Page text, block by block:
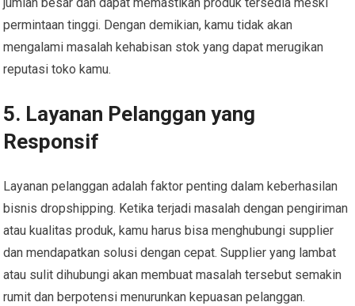
jumlah besar dan dapat memastikan produk tersedia meski
permintaan tinggi. Dengan demikian, kamu tidak akan
mengalami masalah kehabisan stok yang dapat merugikan
reputasi toko kamu.
5. Layanan Pelanggan yang
Responsif
Layanan pelanggan adalah faktor penting dalam keberhasilan
bisnis dropshipping. Ketika terjadi masalah dengan pengiriman
atau kualitas produk, kamu harus bisa menghubungi supplier
dan mendapatkan solusi dengan cepat. Supplier yang lambat
atau sulit dihubungi akan membuat masalah tersebut semakin
rumit dan berpotensi menurunkan kepuasan pelanggan.